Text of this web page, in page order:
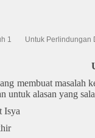
1 Untuk Perlindungan
membuat masalah
untuk alasan yang
Isya